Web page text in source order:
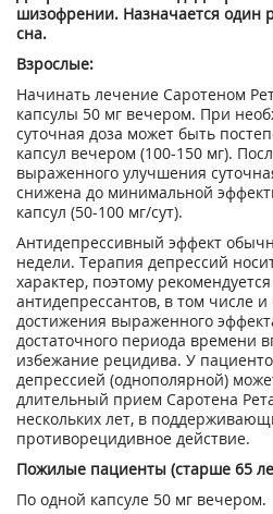
шизофрении. Назначается один
сна.
Взрослые:
Начинать лечение Саротеном
капсулы 50 мг вечером. При
суточная доза может быть
капсул вечером (100-150 мг).
выраженного улучшения
снижена до минимальной
капсул (50-100 мг/сут).
Антидепрессивный эффект
недели. Терапия депрессий
характер, поэтому
антидепрессантов, в том числе
достижения выраженного
достаточного периода времени
избежание рецидива. У
депрессией (однополярной)
длительный прием Саротена
нескольких лет, в
противорецидивное действие.
Пожилые пациенты (старше 65
По одной капсуле 50 мг вечером.